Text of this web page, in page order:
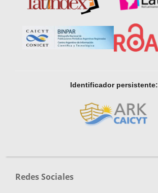
Identificador persistente:
Redes Sociales